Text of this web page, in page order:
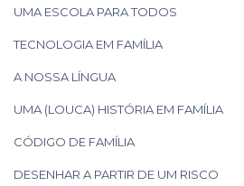
UMA ESCOLA PARA TODOS
TECNOLOGIA EM FAMÍLIA
A NOSSA LÍNGUA
UMA (LOUCA) HISTÓRIA EM FAMÍLIA
CÓDIGO DE FAMÍLIA
DESENHAR A PARTIR DE UM RISCO